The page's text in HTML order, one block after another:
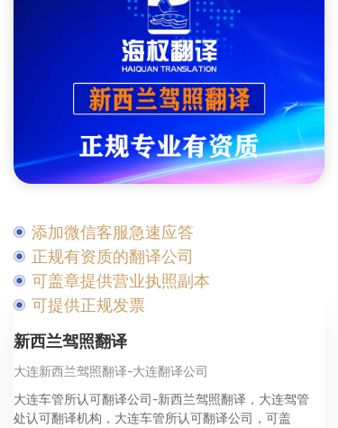
添加微信客服急速应答
正规有资质的翻译公司
可盖章提供营业执照副本
可提供正规发票
新西兰驾照翻译
大连新西兰驾照翻译-大连翻译公司
大连车管所认可翻译公司-新西兰驾照翻译，大连驾管
处认可翻译机构，大连车管所认可翻译公司，可盖